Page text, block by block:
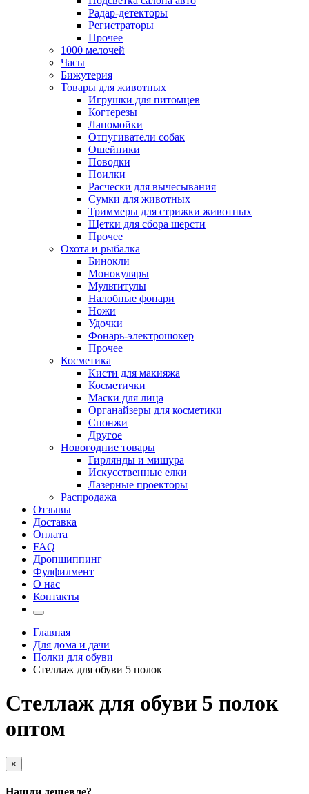
Радар-детекторы
Регистраторы
Прочее
1000 мелочей
Часы
Бижутерия
Товары для животных
Игрушки для питомцев
Когтерезы
Лапомойки
Отпугиватели собак
Ошейники
Поводки
Поилки
Расчески для вычесывания
Сумки для животных
Триммеры для стрижки животных
Щетки для сбора шерсти
Прочее
Охота и рыбалка
Бинокли
Монокуляры
Мультитулы
Налобные фонари
Ножи
Удочки
Фонарь-электрошокер
Прочее
Косметика
Кисти для макияжа
Косметички
Маски для лица
Органайзеры для косметики
Спонжи
Другое
Новогодние товары
Гирлянды и мишура
Искусственные елки
Лазерные проекторы
Распродажа
Отзывы
Доставка
Оплата
FAQ
Дропшиппинг
Фулфилмент
О нас
Контакты
Главная
Для дома и дачи
Полки для обуви
Стеллаж для обуви 5 полок
Стеллаж для обуви 5 полок
оптом
×